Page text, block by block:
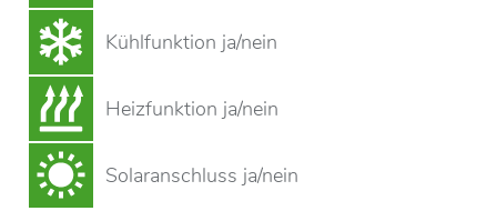
Kühlfunktion ja/nein
Heizfunktion ja/nein
Solaranschluss ja/nein